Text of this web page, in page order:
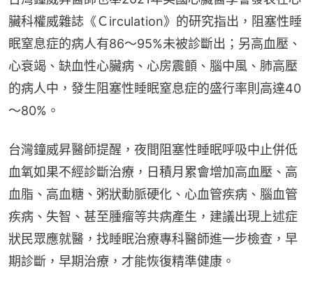
臟科權威雜誌《Ｃirculation》的研究指出，阻塞性睡
眠窒息症的病人有86～95%未被診斷出；另高血壓、
心衰竭、缺血性心臟病、心房震顫、腦中風、肺高壓
的病人中，發生阻塞性睡眠窒息症的盛行率則高達40
～80%。
台灣鐘威昇醫師提醒，夜間阻塞性睡眠呼吸中止併低
血氧如果不經診斷治療，日積月累會增加高血壓、高
血脂、高血糖、粥狀動脈硬化、心血管疾病、腦血管
疾病、失智、甚至腫瘤等共病產生，建議出現上述症
狀民眾應就醫，找睡眠治療專科醫師進一步檢查，早
期診斷，早期治療，才能恢復精準健康。